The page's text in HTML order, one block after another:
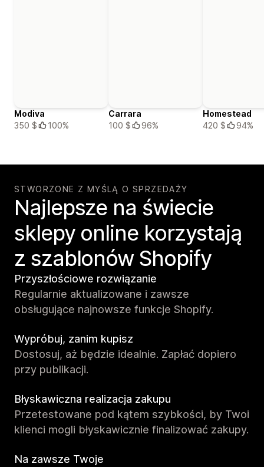
Modiva
350 $
100%
Carrara
100 $
96%
Homestead
420 $
94%
STWORZONE Z MYŚLĄ O SPRZEDAŻY
Najlepsze na świecie
sklepy online korzystają
z szablonów Shopify
Przyszłościowe rozwiązanie
Regularnie aktualizowane i zawsze
obsługujące najnowsze funkcje Shopify.
Wypróbuj, zanim kupisz
Dostosuj, aż będzie idealnie. Zapłać dopiero
przy publikacji.
Błyskawiczna realizacja zakupu
Przetestowane pod kątem szybkości, by Twoi
klienci mogli błyskawicznie finalizować zakupy.
Na zawsze Twoje